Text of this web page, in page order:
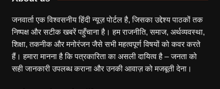
जनवार्ता एक विश्वसनीय हिंदी न्यूज़ पोर्टल है, जिसका उद्देश्य पाठकों तक
निष्पक्ष और सटीक खबरें पहुँचाना है। हम राजनीति, समाज, अर्थव्यवस्था,
शिक्षा, तकनीक और मनोरंजन जैसे सभी महत्वपूर्ण विषयों को कवर करते
हैं। हमारा मानना है कि पत्रकारिता का असली दायित्व है – जनता को
सही जानकारी उपलब्ध कराना और उनकी आवाज़ को मजबूती देना।